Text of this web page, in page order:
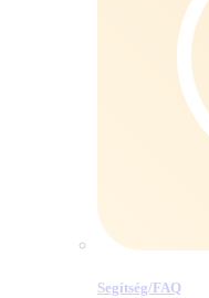
Segítség/​FAQ